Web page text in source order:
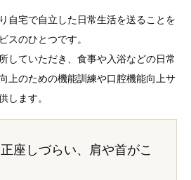
自宅で自立した日常生活を送ることを
スのひとつです。
していただき、食事や入浴などの日常
上のための機能訓練や口腔機能向上サ
します。
座しづらい、肩や首がこ